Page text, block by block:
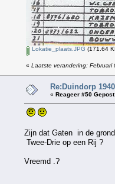
Lokatie_plaats.JPG (171.64
« Laatste verandering:
Re:Duindorp
« Reageer #50
Zijn dat Gaten in de
Twee-Drie op een Rij ?
Vreemd .?